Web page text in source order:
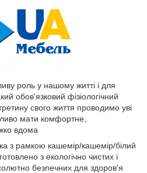
роль у нашому житті і для
обов'язковий фізіологічний
свого життя проводимо уві
мати комфортне,
вдома
з рамкою кашемір/кашемір/білий
з екологічно чистих і
безпечних для здоров'я